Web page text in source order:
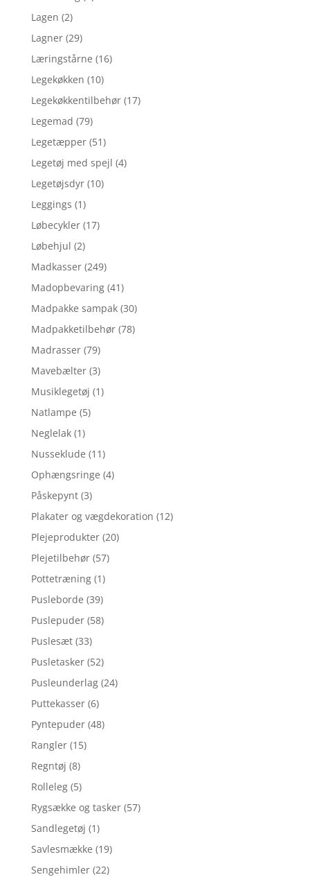
Lagen (2)
Lagner (29)
Læringstårne (16)
Legekøkken (10)
Legekøkkentilbehør (17)
Legemad (79)
Legetæpper (51)
Legetøj med spejl (4)
Legetøjsdyr (10)
Leggings (1)
Løbecykler (17)
Løbehjul (2)
Madkasser (249)
Madopbevaring (41)
Madpakke sampak (30)
Madpakketilbehør (78)
Madrasser (79)
Mavebælter (3)
Musiklegetøj (1)
Natlampe (5)
Neglelak (1)
Nusseklude (11)
Ophængsringe (4)
Påskepynt (3)
Plakater og vægdekoration (12)
Plejeprodukter (20)
Plejetilbehør (57)
Pottetræning (1)
Pusleborde (39)
Puslepuder (58)
Puslesæt (33)
Pusletasker (52)
Pusleunderlag (24)
Puttekasser (6)
Pyntepuder (48)
Rangler (15)
Regntøj (8)
Rolleleg (5)
Rygsække og tasker (57)
Sandlegetøj (1)
Savlesmække (19)
Sengehimler (22)